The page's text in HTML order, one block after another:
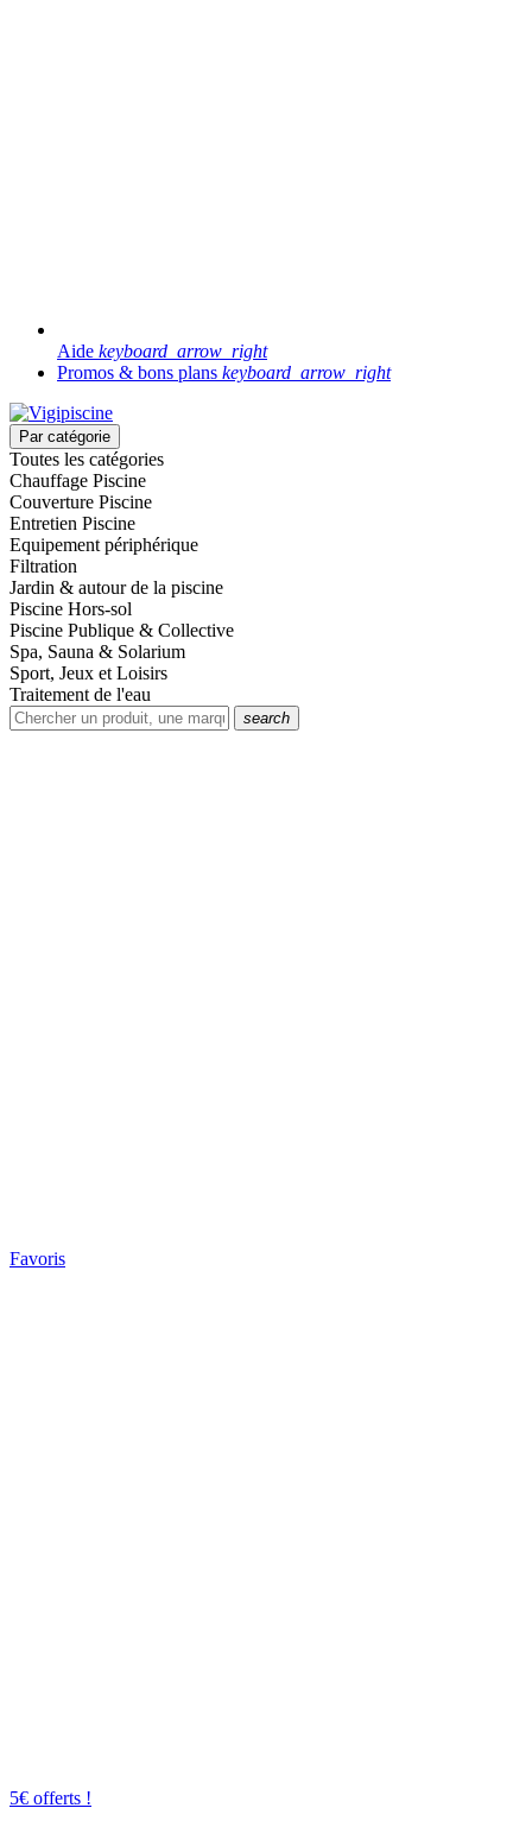
Aide keyboard_arrow_right
Promos & bons plans keyboard_arrow_right
Par catégorie
Toutes les catégories
Chauffage Piscine
Couverture Piscine
Entretien Piscine
Equipement périphérique
Filtration
Jardin & autour de la piscine
Piscine Hors-sol
Piscine Publique & Collective
Spa, Sauna & Solarium
Sport, Jeux et Loisirs
Traitement de l'eau
search
Favoris
5€ offerts !